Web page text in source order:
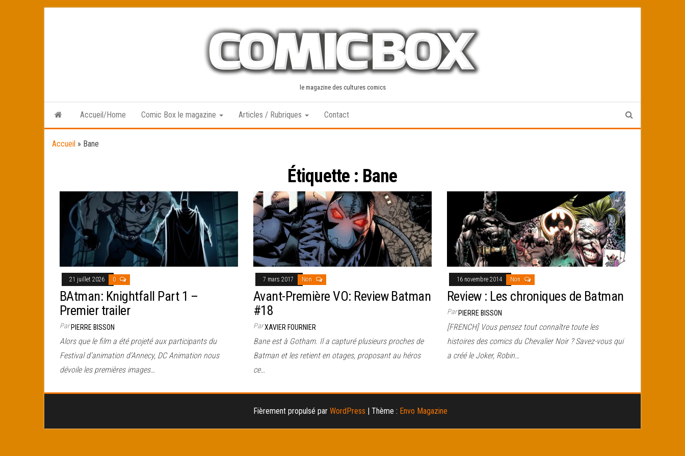
le magazine des cultures comics
Accueil/Home Comic Box le magazine Articles / Rubriques Contact
Accueil » Bane
Étiquette : Bane
21 juillet 2026 0
BAtman: Knightfall Part 1 –
Premier trailer
ParPIERRE BISSON
Alors que le film a été projeté aux participants du
Festival d’animation d’Annecy, DC Animation nous
dévoile les premières images…
7 mars 2017 Non
Avant-Première VO: Review Batman
#18
ParXAVIER FOURNIER
Bane est à Gotham. Il a capturé plusieurs proches de
Batman et les retient en otages, proposant au héros
ce…
16 novembre 2014 Non
Review : Les chroniques de Batman
ParPIERRE BISSON
[FRENCH] Vous pensez tout connaître toute les
histoires des comics du Chevalier Noir ? Savez-vous qui
a créé le Joker, Robin…
Fièrement propulsé par WordPress | Thème : Envo Magazine